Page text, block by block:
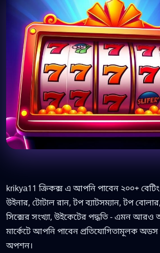
krikya11 ক্রিকক্স এ আপনি পাবেন ২০০+ বেটিং
উইনার, টোটাল রান, টপ ব্যাটসম্যান, টপ
সিক্সের সংখ্যা, উইকেটের পদ্ধতি - এমন আরও
মার্কেটে আপনি পাবেন প্রতিযোগিতামূলক অডস
অপশন।